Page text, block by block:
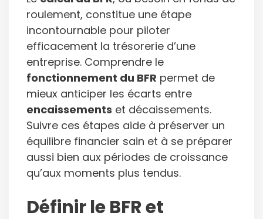
roulement, constitue une étape
incontournable pour piloter
efficacement la trésorerie d’une
entreprise. Comprendre le
fonctionnement du BFR permet de
mieux anticiper les écarts entre
encaissements et décaissements.
Suivre ces étapes aide à préserver un
équilibre financier sain et à se préparer
aussi bien aux périodes de croissance
qu’aux moments plus tendus.
Définir le BFR et